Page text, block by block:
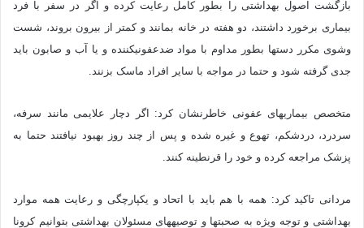
بازگشت اصول بهداشتی را بطور کامل رعایت کرده و اگر در سفر با فرد
بیماری برخورد داشتند، دو هفته در خانه بمانند و کمتر از بیرون بروند، شست
وشوی مکرر دست‎ها بطور مداوم با مواد ضدعفونی‎کننده و یا آب و صابون باید
جدی گرفته شود و حتما در مواجه با سایر افراد ماسک بزنند.
متخصص بیماری‎های عفونی خاطرنشان کرد: اگر دچار علایمی مانند سرفه،
سردرد، دردشکم، تهوع و غیره شده و پس از چند روز بهبود نیافتند حتما به
پزشک مراجعه کرده و خود را قرنطینه کنند.
مردانی تاکید کرد: همه با هم باید با اتحاد و یکپارچگی و رعایت همه موارد
بهداشتی و توجه ویژه به صحبت‎ها و توصیه‎های مسئولان بهداشتی بتوانیم کرونا